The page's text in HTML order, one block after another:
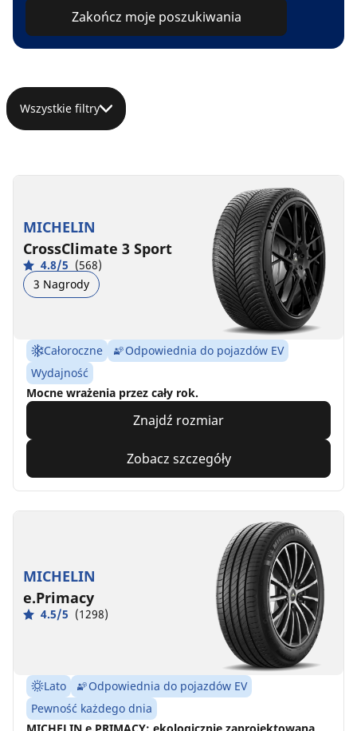
Zakończ moje poszukiwania
Wszystkie filtry
MICHELIN
CrossClimate 3 Sport
4.8/5 (568)
3 Nagrody
Całoroczne
Odpowiednia do pojazdów EV
Wydajność
Mocne wrażenia przez cały rok.
Znajdź rozmiar
Zobacz szczegóły
MICHELIN
e.Primacy
4.5/5 (1298)
Lato
Odpowiednia do pojazdów EV
Pewność każdego dnia
MICHELIN e.PRIMACY: ekologicznie zaprojektowana